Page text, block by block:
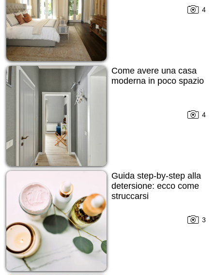
4
Come avere una casa
moderna in poco spazio
4
Guida step-by-step alla
detersione: ecco come
struccarsi
3